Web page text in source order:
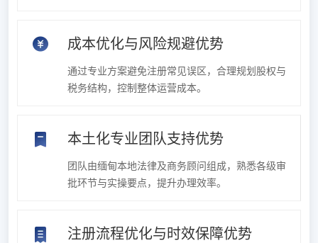
成本优化与风险规避优势
通过专业方案避免注册常见误区，合理规划股权与
税务结构，控制整体运营成本。
本土化专业团队支持优势
团队由缅甸本地法律及商务顾问组成，熟悉各级审
批环节与实操要点，提升办理效率。
注册流程优化与时效保障优势